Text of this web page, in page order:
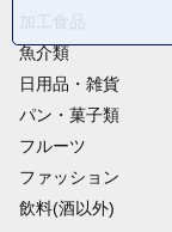
魚介類
日用品・雑貨
パン・菓子類
フルーツ
ファッション
飲料(酒以外)